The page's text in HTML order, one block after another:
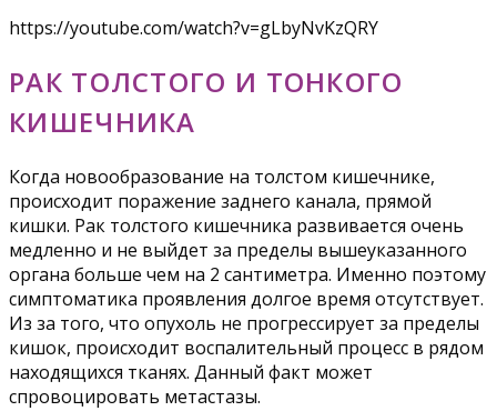
https://youtube.com/watch?v=gLbyNvKzQRY
РАК ТОЛСТОГО И ТОНКОГО
КИШЕЧНИКА
Когда новообразование на толстом кишечнике,
происходит поражение заднего канала, прямой
кишки. Рак толстого кишечника развивается очень
медленно и не выйдет за пределы вышеуказанного
органа больше чем на 2 сантиметра. Именно поэтому
симптоматика проявления долгое время отсутствует.
Из за того, что опухоль не прогрессирует за пределы
кишок, происходит воспалительный процесс в рядом
находящихся тканях. Данный факт может
спровоцировать метастазы.